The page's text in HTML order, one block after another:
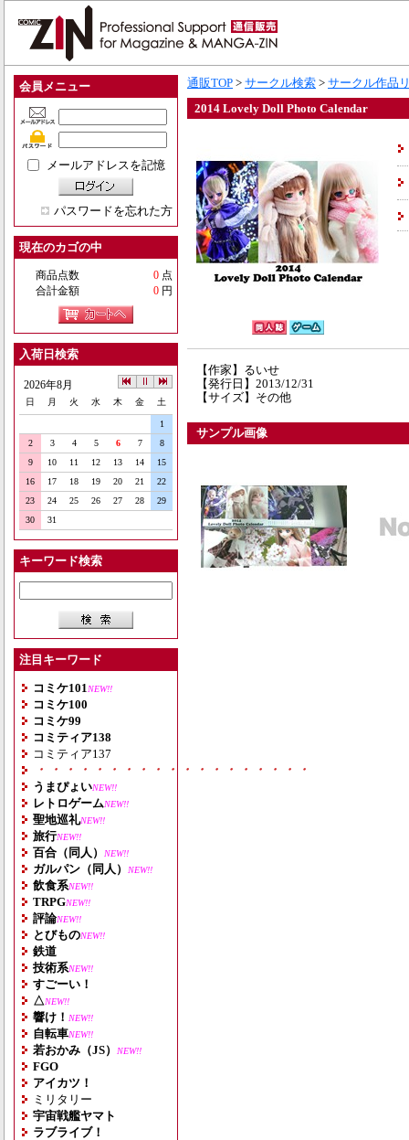
会員メニュー
メールアドレスを記憶
パスワードを忘れた方
現在のカゴの中
商品点数 0 点
合計金額
0 円
入荷日検索
2026年8月
日 月 火 水 木 金 土
1
2
3 4 5 6 7
8
9
10 11 12 13 14
15
16
17 18 19 20 21
22
23
24 25 26 27 28
29
30
31
キーワード検索
注目キーワード
コミケ101 NEW!!
コミケ100
コミケ99
コミティア138
コミティア137
・・・・・・・・・・・・・・・・・・・
うまぴょいNEW!!
レトロゲームNEW!!
聖地巡礼NEW!!
旅行NEW!!
百合（同人） NEW!!
ガルパン（同人） NEW!!
飲食系NEW!!
TRPGNEW!!
評論NEW!!
とびものNEW!!
鉄道
技術系NEW!!
すごーい！
△NEW!!
響け！ NEW!!
自転車NEW!!
若おかみ（JS） NEW!!
FGO
アイカツ！
ミリタリー
宇宙戦艦ヤマト
ラブライブ！
通販TOP > サークル検索 > サークル作品
2014 Lovely Doll Photo Calendar
【作家】るいせ
【発行日】2013/12/31
【サイズ】その他
サンプル画像